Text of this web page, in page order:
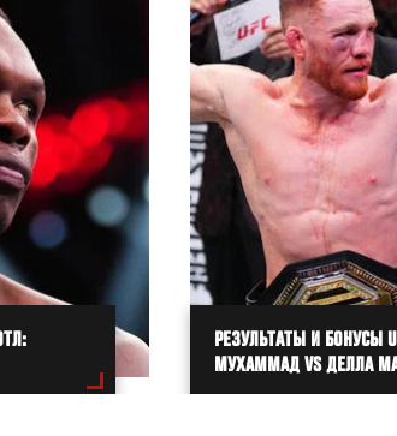
РЕЗУЛЬТАТЫ И БОНУСЫ
МУХАММАД VS ДЕЛЛА